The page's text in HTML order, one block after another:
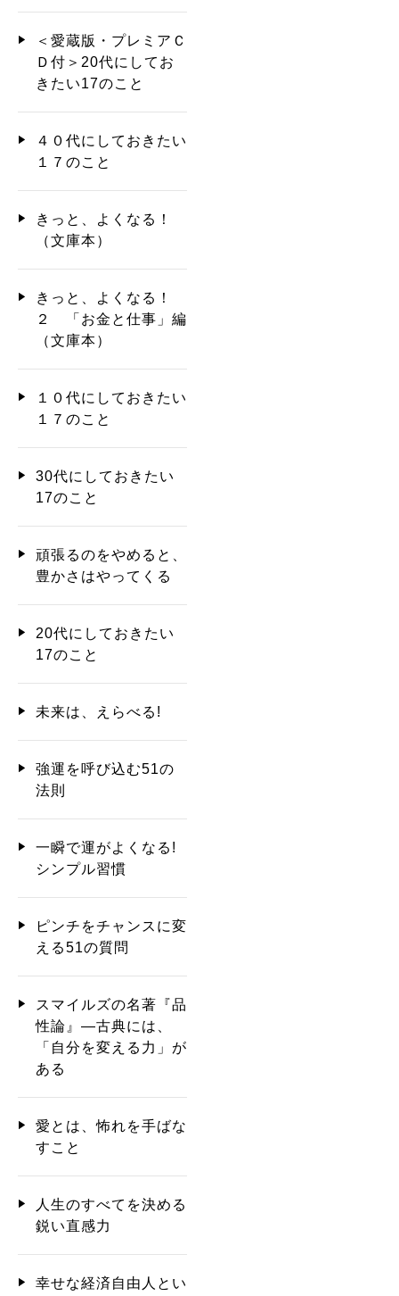
＜愛蔵版・プレミアＣ
Ｄ付＞20代にしてお
きたい17のこと
４０代にしておきたい
１７のこと
きっと、よくなる！
（文庫本）
きっと、よくなる！
２ 「お金と仕事」編
（文庫本）
１０代にしておきたい
１７のこと
30代にしておきたい
17のこと
頑張るのをやめると、
豊かさはやってくる
20代にしておきたい
17のこと
未来は、えらべる!
強運を呼び込む51の
法則
一瞬で運がよくなる!
シンプル習慣
ピンチをチャンスに変
える51の質問
スマイルズの名著『品
性論』―古典には、
「自分を変える力」が
ある
愛とは、怖れを手ばな
すこと
人生のすべてを決める
鋭い直感力
幸せな経済自由人とい